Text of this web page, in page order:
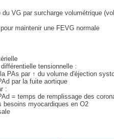
du VG par surcharge volumétrique
maintenir une FEVG normale
tensionnelle :
PAs par ↑ du volume d'éjection
par la fuite aortique
:
= temps de remplissage des
besoins myocardiques en O2